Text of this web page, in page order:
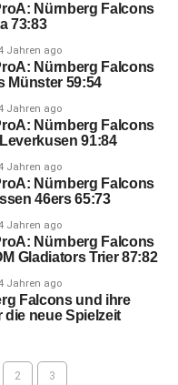
Nürnberg Falcons
73:83
Jahren ago
Nürnberg Falcons
Münster 59:54
Jahren ago
Nürnberg Falcons
91:84
Jahren ago
Nürnberg Falcons
46ers 65:73
Jahren ago
Nürnberg Falcons
Gladiators Trier 87:82
Jahren ago
Falcons und ihre
die neue Spielzeit
2 3